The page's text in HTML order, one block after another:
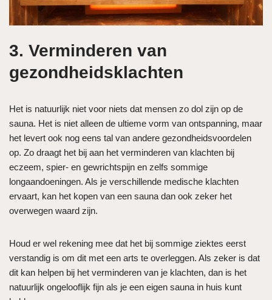
3. Verminderen van
gezondheidsklachten
Het is natuurlijk niet voor niets dat mensen zo dol zijn op de
sauna. Het is niet alleen de ultieme vorm van ontspanning, maar
het levert ook nog eens tal van andere gezondheidsvoordelen
op. Zo draagt het bij aan het verminderen van klachten bij
eczeem, spier- en gewrichtspijn en zelfs sommige
longaandoeningen. Als je verschillende medische klachten
ervaart, kan het kopen van een sauna dan ook zeker het
overwegen waard zijn.
Houd er wel rekening mee dat het bij sommige ziektes eerst
verstandig is om dit met een arts te overleggen. Als zeker is dat
dit kan helpen bij het verminderen van je klachten, dan is het
natuurlijk ongelooflijk fijn als je een eigen sauna in huis kunt